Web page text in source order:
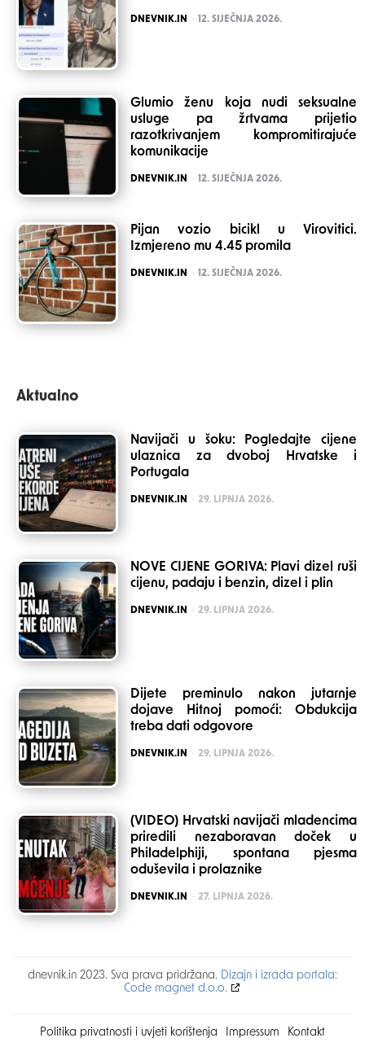
POSTED
DNEVNIK.IN 12. SIJEČNJA 2026.
Glumio ženu koja nudi seksualne
usluge pa žrtvama prijetio
razotkrivanjem kompromitirajuće
komunikacije
POSTED
DNEVNIK.IN 12. SIJEČNJA 2026.
Pijan vozio bicikl u Virovitici.
Izmjereno mu 4.45 promila
POSTED
DNEVNIK.IN 12. SIJEČNJA 2026.
Aktualno
Navijači u šoku: Pogledajte cijene
ulaznica za dvoboj Hrvatske i
Portugala
POSTED
DNEVNIK.IN 29. LIPNJA 2026.
NOVE CIJENE GORIVA: Plavi dizel ruši
cijenu, padaju i benzin, dizel i plin
POSTED
DNEVNIK.IN 29. LIPNJA 2026.
Dijete preminulo nakon jutarnje
dojave Hitnoj pomoći: Obdukcija
treba dati odgovore
POSTED
DNEVNIK.IN 29. LIPNJA 2026.
(VIDEO) Hrvatski navijači mladencima
priredili nezaboravan doček u
Philadelphiji, spontana pjesma
oduševila i prolaznike
POSTED
DNEVNIK.IN 27. LIPNJA 2026.
dnevnik.in 2023. Sva prava pridržana. Dizajn i izrada portala:
Code magnet d.o.o.
Politika privatnosti i uvjeti korištenja Impressum Kontakt